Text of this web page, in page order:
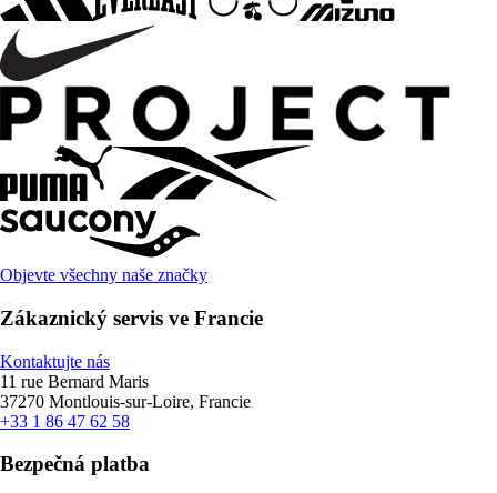
Objevte všechny naše značky
Zákaznický servis ve Francie
Kontaktujte nás
11 rue Bernard Maris
37270 Montlouis-sur-Loire, Francie
+33 1 86 47 62 58
Bezpečná platba